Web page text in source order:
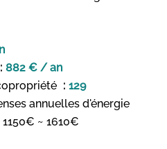
882 € / an
129
annuelles d'énergie
~ 1610€